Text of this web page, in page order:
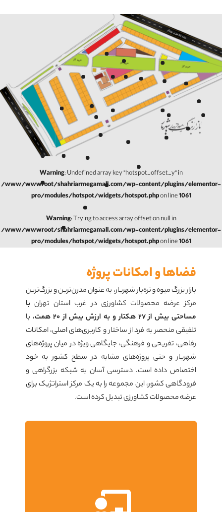
Warning: Undefined array key "hotspot_offset_y" in
/www/wwwroot/shahriarmegamall.com/wp-content/plugins/elementor-
pro/modules/hotspot/widgets/hotspot.phpon line1061
Warning: Trying to access array offset on null in
/www/wwwroot/shahriarmegamall.com/wp-content/plugins/elementor-
pro/modules/hotspot/widgets/hotspot.phpon line1061
فضاها و امکانات پروژه
بازار بزرگ میوه و تره‌بار شهریار، به عنوان مدرن‌ترین و بزرگ‌ترین
مرکز عرضه محصولات کشاورزی در غرب استان تهران با
مساحتی بیش از ۲۷ هکتار و به ارزش بیش از ۲۰ همت
، با
تلفیقی منحصر به فرد از ساختار و کاربری‌های اصلی، امکانات
رفاهی، تفریحی و فرهنگی، جایگاهی ویژه در میان پروژه‌های
شهریار و حتی پروژه‌های مشابه در سطح کشور به خود
اختصاص داده است. دسترسی آسان به شبکه بزرگراهی و
فرودگاهی کشور، این مجموعه را به یک مرکز استراتژیک برای
عرضه محصولات کشاورزی تبدیل کرده است.
باربری، فضاهای اداری، خدماتی و مدیریتی در مجموعه‌ای
به مساحت ۵۶۰۰ متر مربع پیش‌بینی شده است. این